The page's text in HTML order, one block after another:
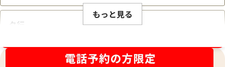
タ行
もっと見る